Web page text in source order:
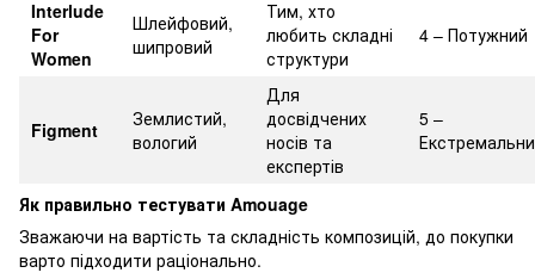
Interlude
For
Women
Шлейфовий,
шипровий
Тим, хто
любить складні
структури
4 – Потужний
Figment
Землистий,
вологий
Для
досвідчених
носів та
експертів
5 –
Як правильно тестувати Amouage
Зважаючи на вартість та складність композицій, до покупки
варто підходити раціонально.